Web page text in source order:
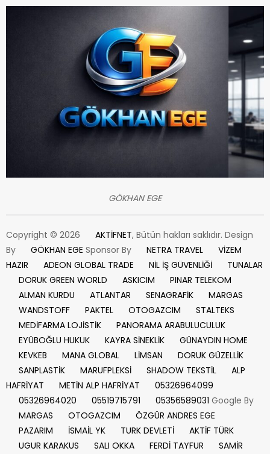
GÖKHAN EGE
Copyright © 2026 AKTİFNET, Bütün hakları saklıdır. Design
By
GÖKHAN EGE Sponsor By NETRA TRAVEL
VİZEM
HAZIR
ADEON GLOBAL TRADE NİL İŞ GÜVENLİĞİ
TUNALAR
DORUK GREEN WORLD
ASKICIM
PINAR TELEKOM
ALMAN KURDU
ATLANTAR SENAGRAFİK
MARGAS
WANDSTOFF
PAKTEL OTOGAZCIM
STALTEKS
MEDİFARMA LOJİSTİK
PANORAMA ARABULUCULUK
EYÜBOĞLU HUKUK
KAYRA SİNEKLİK
GÜNAYDIN HOME
KEVKEB
MANA GLOBAL LİMSAN
DORUK GÜZELLİK
SANPLASTİK
MARUFPLEKSİ SHADOW TEKSTİL
ALP
HAFRİYAT
METİN ALP HAFRİYAT
05326964099
05326964020
05519715791 05356589031 Google By
MARGAS
OTOGAZCIM
ÖZGÜR ANDRES EGE
PAZARIM
İSMAİL YK TURK DEVLETİ
AKTİF TÜRK
UGUR KARAKUS
SALI OKKA FERDİ TAYFUR
SAMİR